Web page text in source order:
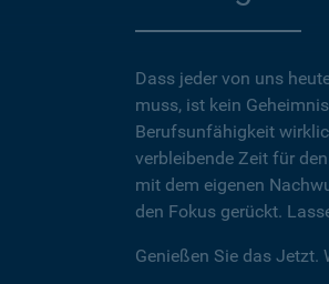
Dass jeder von uns
muss, ist kein
Berufsunfähigkeit
verbleibende Zeit für
mit dem eigenen
den Fokus gerückt.
Genießen Sie das Jetzt.